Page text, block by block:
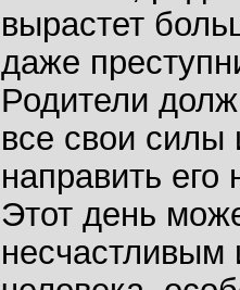
вырастет
даже
Родители
все свои
направить
Этот день
несчастливым